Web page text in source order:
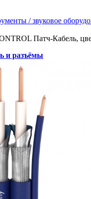
/ звуковое
Патч-Кабель,
и разъёмы